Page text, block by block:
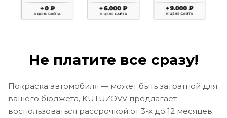
Не платите все сразу!
Покраска автомобиля — может быть затратной для
вашего бюджета, KUTUZOVV предлагает
воспользоваться рассрочкой от 3-х до 12 месяцев.